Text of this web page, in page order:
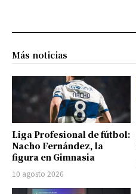
Más noticias
Liga Profesional de fútbol:
Nacho Fernández, la
figura en Gimnasia
10 agosto 2026